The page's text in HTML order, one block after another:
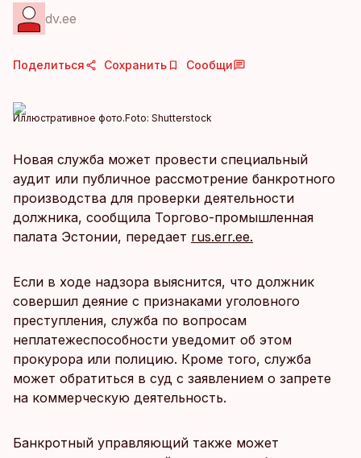
dv.ee
Поделиться Сохранить Сообщи
Иллюстративное фото.Foto: Shutterstock
Новая служба может провести специальный
аудит или публичное рассмотрение банкротного
производства для проверки деятельности
должника, сообщила Торгово-промышленная
палата Эстонии, передает rus.err.ee.
Если в ходе надзора выяснится, что должник
совершил деяние с признаками уголовного
преступления, служба по вопросам
неплатежеспособности уведомит об этом
прокурора или полицию. Кроме того, служба
может обратиться в суд с заявлением о запрете
на коммерческую деятельность.
Банкротный управляющий также может